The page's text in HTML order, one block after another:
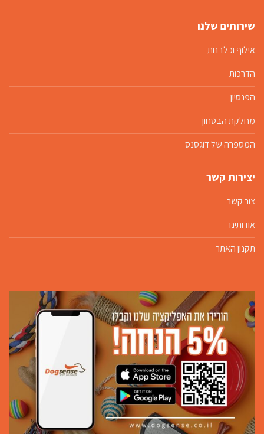
שירותים שלנו
אילוף וכלבנות
הדרכות
הפנסיון
מחלקת הבטחון
המספרה של דוגסנס
יצירות קשר
צור קשר
אודותינו
תקנון האתר